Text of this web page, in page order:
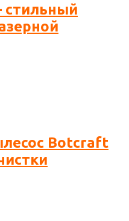
стильный
Botcraft